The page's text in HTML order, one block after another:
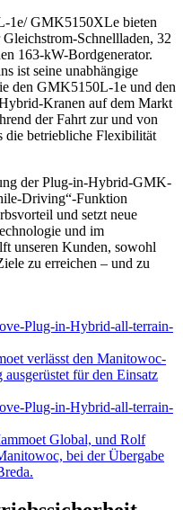
1e/ GMK5150XLe bieten
Schnellladen, 32
163-kW-Bordgenerator.
ist seine unabhängige
den GMK5150L-1e und den
Kranen auf dem Markt
der Fahrt zur und von
die betriebliche Flexibilität
der Plug-in-Hybrid-GMK-
Driving“-Funktion
und setzt neue
und im
unseren Kunden, sowohl
zu erreichen – und zu
verlässt den Manitowoc-
für den Einsatz
Global, und Rolf
bei der Übergabe